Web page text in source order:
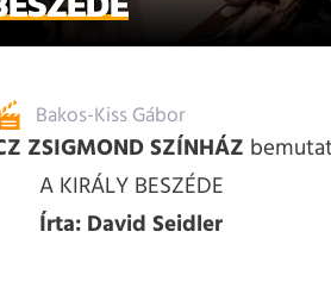
Bakos-Kiss Gábor
ZSIGMOND SZÍNHÁZ
A KIRÁLY BESZÉDE
Írta: David Seidler